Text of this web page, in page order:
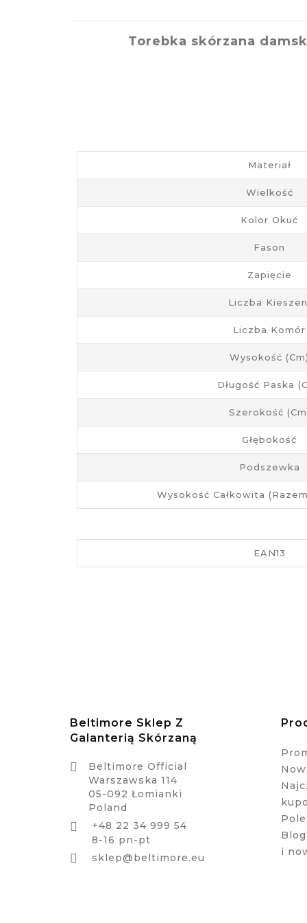
Torebka skórzana
Materiał
Wielkość
Kolor Okuć
Fason
Zapięcie
Liczba
Liczba Komór
Wysokość
Długość Paska
Szerokość
Głębokość
Podszewka
Wysokość Całkowita
EAN13
Beltimore Sklep Z
Galanterią Skórzaną

Beltimore Official
Warszawska 114
05-092 Łomianki
Poland

+48 22 34 999 54
8-16 pn-pt
 sklep@beltimore.eu
i